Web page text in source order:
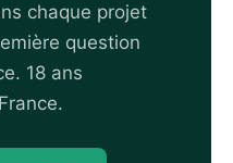
chaque projet
question
18 ans